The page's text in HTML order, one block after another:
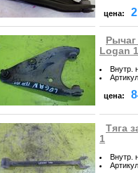
цена:
Logan 1
Внутр.
Артикул
цена:
Тяга
1
Внутр.
Артикул